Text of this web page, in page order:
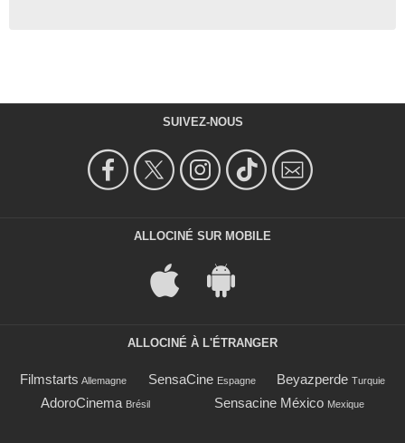
SUIVEZ-NOUS
ALLOCINÉ SUR MOBILE
ALLOCINÉ À L'ÉTRANGER
Filmstarts Allemagne SensaCine Espagne Beyazperde Turquie
AdoroCinema Brésil Sensacine México Mexique